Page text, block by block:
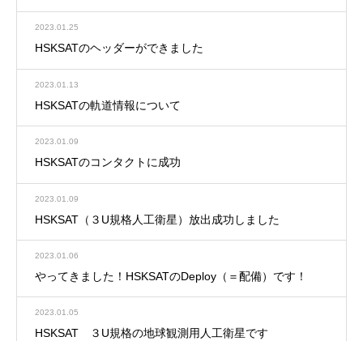
2023.01.25
HSKSATのヘッダーができました
2023.01.13
HSKSATの軌道情報について
2023.01.09
HSKSATのコンタクトに成功
2023.01.09
HSKSAT（３U規格人工衛星）放出成功しました
2023.01.06
やってきました！HSKSATのDeploy（＝配備）です！
2023.01.05
HSKSAT ３U規格の地球観測用人工衛星です